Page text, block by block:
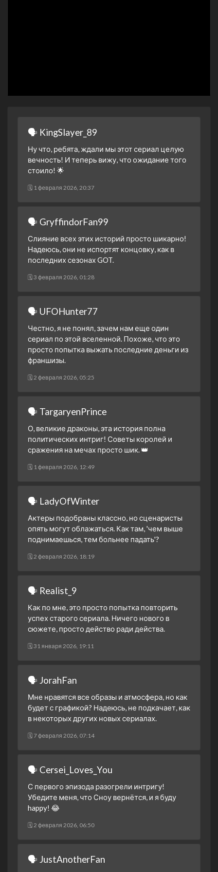
🗣 KingSlayer_89
Ну что, ребята, ждали мы этот сериал целую
вечность! И теперь вижу, что ожидание того
стоило! 🌟
🗓 1 февраля 2026, 20:37
🗣 GryffindorFan99
Слияние всех этих историй просто шикарно!
Надеюсь, они не испортят концовку, как в
последних сезонах GOT.
🗓 3 февраля 2026, 01:28
🗣 UFOHunter77
Честно, я не понял, зачем нам еще один
сериал по этой вселенной. Похоже, что это
просто попытка выжать последние деньги из
франшизы.
🗓 2 февраля 2026, 05:25
🗣 TargaryenPrince
О, великие драконы, эта история полна
политических интриг! Советы королей и
сражения на мечах просто шик. 👑
🗓 1 февраля 2026, 12:49
🗣 LadyOfWinter
Актеры подобраны классно, но сценаристы
опять могут облажаться. Как там, 'чем выше
поднимаешься, тем больнее падать'?
🗓 2 февраля 2026, 18:19
🗣 Realist_9
Как по мне, это просто попытка повторить
успех старого сериала. Ничего нового в
сюжете, просто действо ради действа.
🗓 31 января 2026, 19:11
🗣 JorahFan
Мне нравятся все образы и атмосфера, но как
будет с графикой? Надеюсь, не подкачает, как
в некоторых других новых сериалах.
🗓 7 февраля 2026, 07:14
🗣 Cersei_Loves_You
С первого эпизода разогрели интригу!
Убедите меня, что Сноу вернётся, и я буду
happy! 😂
🗓 2 февраля 2026, 06:50
🗣 JustAnotherFan